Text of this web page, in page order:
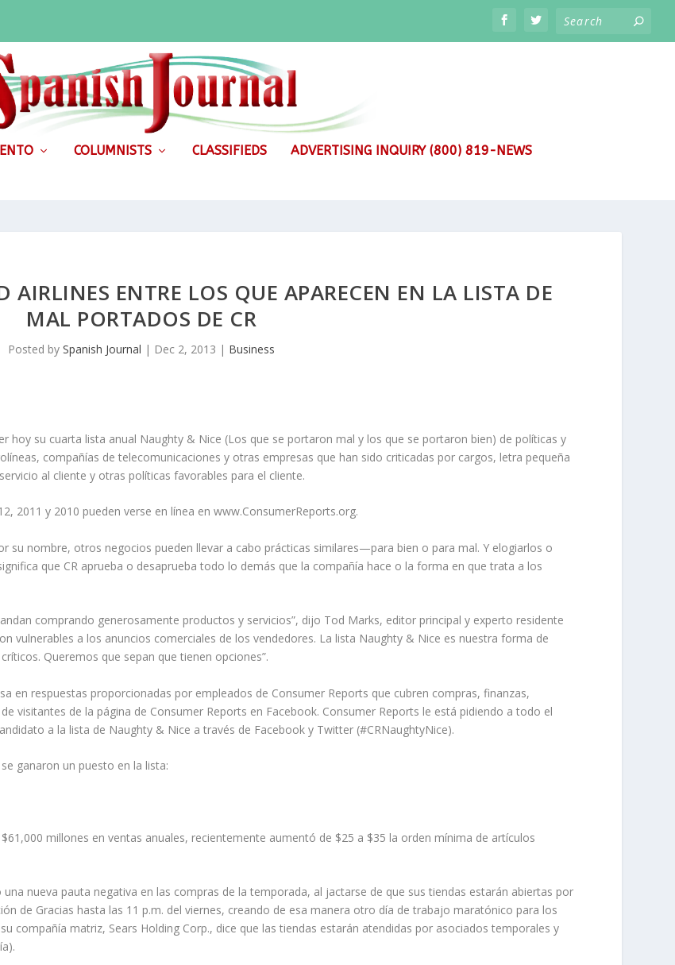
COLUMNISTS CLASSIFIEDS ADVERTISING INQUIRY (800) 819-NEWS
ENTRE LOS QUE APARECEN EN LA LISTA DE
MAL PORTADOS DE CR
Posted by Spanish Journal | Dec 2, 2013 | Business
hoy su cuarta lista anual Naughty & Nice (Los que se portaron mal y los que se portaron bien) de políticas y
compañías de telecomunicaciones y otras empresas que han sido criticadas por cargos, letra pequeña
al cliente y otras políticas favorables para el cliente.
2011 y 2010 pueden verse en línea en www.ConsumerReports.org.
su nombre, otros negocios pueden llevar a cabo prácticas similares—para bien o para mal. Y elogiarlos o
que CR aprueba o desaprueba todo lo demás que la compañía hace o la forma en que trata a los
comprando generosamente productos y servicios”, dijo Tod Marks, editor principal y experto residente
vulnerables a los anuncios comerciales de los vendedores. La lista Naughty & Nice es nuestra forma de
Queremos que sepan que tienen opciones”.
en respuestas proporcionadas por empleados de Consumer Reports que cubren compras, finanzas,
visitantes de la página de Consumer Reports en Facebook. Consumer Reports le está pidiendo a todo el
a la lista de Naughty & Nice a través de Facebook y Twitter (#CRNaughtyNice).
ganaron un puesto en la lista:
millones en ventas anuales, recientemente aumentó de $25 a $35 la orden mínima de artículos
nueva pauta negativa en las compras de la temporada, al jactarse de que sus tiendas estarán abiertas por
de Gracias hasta las 11 p.m. del viernes, creando de esa manera otro día de trabajo maratónico para los
compañía matriz, Sears Holding Corp., dice que las tiendas estarán atendidas por asociados temporales y